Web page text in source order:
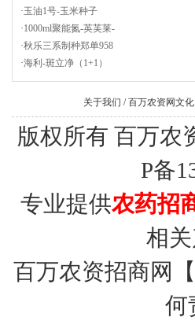
·玉油1号-玉米种子
·1000ml聚能氮-英芙莱-
·秋乐三系制种郑单958
·海利-斑立净（1+1）
关于我们 /百万农资网文化
版权所有 百万农
P备
专业提供农药招
相
百万农资招商网
何